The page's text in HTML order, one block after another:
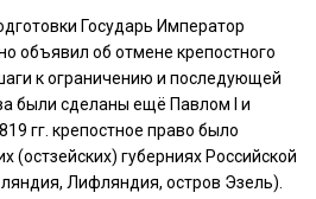
Государь Император
объявил об отмене крепостного
к ограничению и последующей
были сделаны ещё Павлом I и
гг. крепостное право было
(остзейских) губерниях Российской
Лифляндия, остров Эзель).